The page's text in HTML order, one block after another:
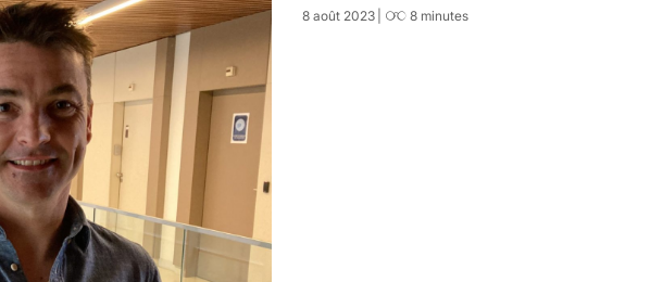
8 août 2023 8 minutes